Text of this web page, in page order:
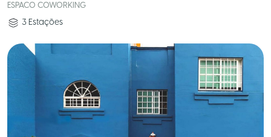
ESPACO COWORKING
3 Estações